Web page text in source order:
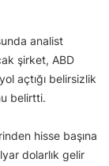
analist
şirket, ABD
açtığı belirsizlik
belirtti.
hisse başına
dolarlık gelir